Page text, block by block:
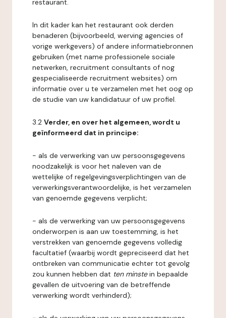
restaurant.
In dit kader kan het restaurant ook derden
benaderen (bijvoorbeeld, werving agencies of
vorige werkgevers) of andere informatiebronnen
gebruiken (met name professionele sociale
netwerken, recruitment consultants of nog
gespecialiseerde recruitment websites) om
informatie over u te verzamelen met het oog op
de studie van uw kandidatuur of uw profiel.
3.2 Verder, en over het algemeen, wordt u
geïnformeerd dat in principe:
- als de verwerking van uw persoonsgegevens
noodzakelijk is voor het naleven van de
wettelijke of regelgevingsverplichtingen van de
verwerkingsverantwoordelijke, is het verzamelen
van genoemde gegevens verplicht;
- als de verwerking van uw persoonsgegevens
onderworpen is aan uw toestemming, is het
verstrekken van genoemde gegevens volledig
facultatief (waarbij wordt gepreciseerd dat het
ontbreken van communicatie echter tot gevolg
zou kunnen hebben dat ten minstein bepaalde
gevallen de uitvoering van de betreffende
verwerking wordt verhinderd);